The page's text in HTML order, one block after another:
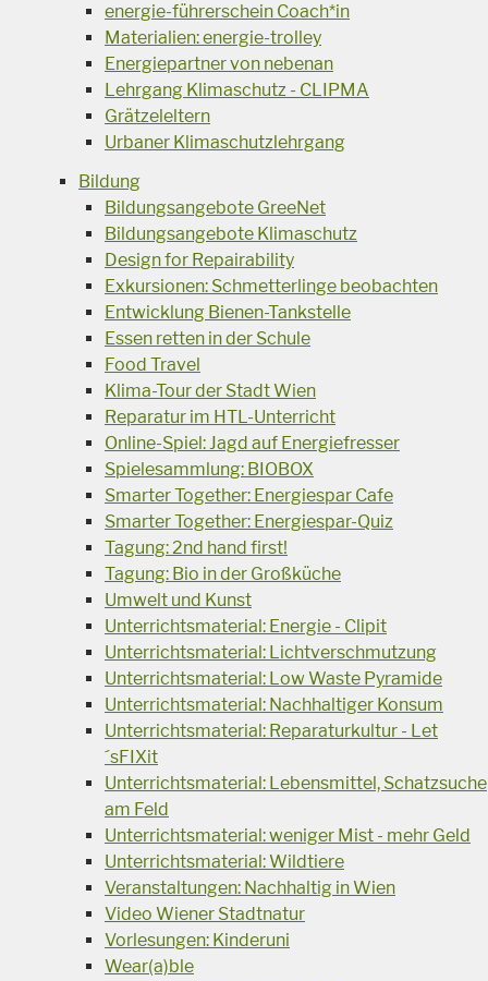
energie-führerschein Coach*in
Materialien: energie-trolley
Energiepartner von nebenan
Lehrgang Klimaschutz - CLIPMA
Grätzeleltern
Urbaner Klimaschutzlehrgang
Bildung
Bildungsangebote GreeNet
Bildungsangebote Klimaschutz
Design for Repairability
Exkursionen: Schmetterlinge beobachten
Entwicklung Bienen-Tankstelle
Essen retten in der Schule
Food Travel
Klima-Tour der Stadt Wien
Reparatur im HTL-Unterricht
Online-Spiel: Jagd auf Energiefresser
Spielesammlung: BIOBOX
Smarter Together: Energiespar Cafe
Smarter Together: Energiespar-Quiz
Tagung: 2nd hand first!
Tagung: Bio in der Großküche
Umwelt und Kunst
Unterrichtsmaterial: Energie - Clipit
Unterrichtsmaterial: Lichtverschmutzung
Unterrichtsmaterial: Low Waste Pyramide
Unterrichtsmaterial: Nachhaltiger Konsum
Unterrichtsmaterial: Reparaturkultur - Let
´sFIXit
Unterrichtsmaterial: Lebensmittel, Schatzsuche
am Feld
Unterrichtsmaterial: weniger Mist - mehr Geld
Unterrichtsmaterial: Wildtiere
Veranstaltungen: Nachhaltig in Wien
Video Wiener Stadtnatur
Vorlesungen: Kinderuni
Wear(a)ble